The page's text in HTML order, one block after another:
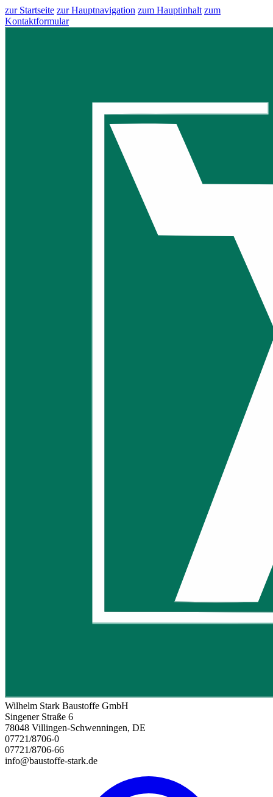
zur Startseite zur Hauptnavigation zum Hauptinhalt zum
Kontaktformular
Wilhelm Stark Baustoffe GmbH
Singener Straße 6
78048 Villingen-Schwenningen, DE
07721/8706-0
07721/8706-66
info@baustoffe-stark.de